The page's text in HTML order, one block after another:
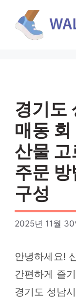
경기도
매동
산물
주문
구성
2025년 11월 30
안녕하세요!
간편하게 즐
경기도 성남